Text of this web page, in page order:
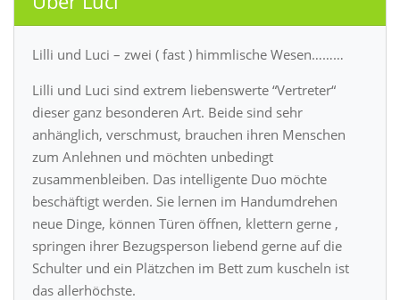
Lilli und Luci – zwei ( fast ) himmlische Wesen………
Lilli und Luci sind extrem liebenswerte “Vertreter“
dieser ganz besonderen Art. Beide sind sehr
anhänglich, verschmust, brauchen ihren Menschen
zum Anlehnen und möchten unbedingt
zusammenbleiben. Das intelligente Duo möchte
beschäftigt werden. Sie lernen im Handumdrehen
neue Dinge, können Türen öffnen, klettern gerne ,
springen ihrer Bezugsperson liebend gerne auf die
Schulter und ein Plätzchen im Bett zum kuscheln ist
das allerhöchste.